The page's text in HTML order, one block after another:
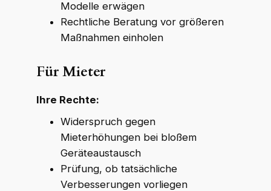
Modelle erwägen
Rechtliche Beratung vor größeren
Maßnahmen einholen
Für Mieter
Ihre Rechte:
Widerspruch gegen
Mieterhöhungen bei bloßem
Geräteaustausch
Prüfung, ob tatsächliche
Verbesserungen vorliegen